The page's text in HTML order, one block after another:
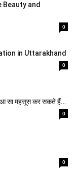
Beauty and
0
in Uttarakhand
0
सा महसूस कर सकते हैं…
0
0